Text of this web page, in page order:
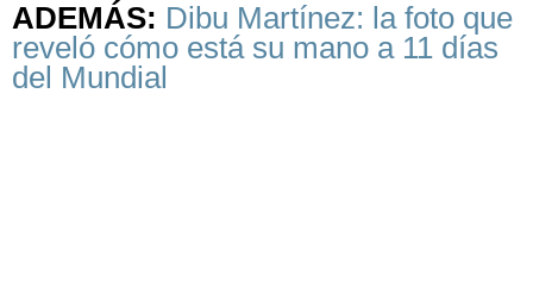
ADEMÁS: Dibu Martínez: la foto que
reveló cómo está su mano a 11 días
del Mundial